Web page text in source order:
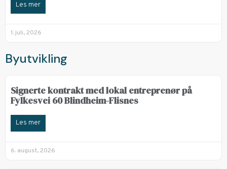
Les mer
1. juli, 2026
Byutvikling
Signerte kontrakt med lokal entreprenør på
Fylkesvei 60 Blindheim-Flisnes
Les mer
6. august, 2026